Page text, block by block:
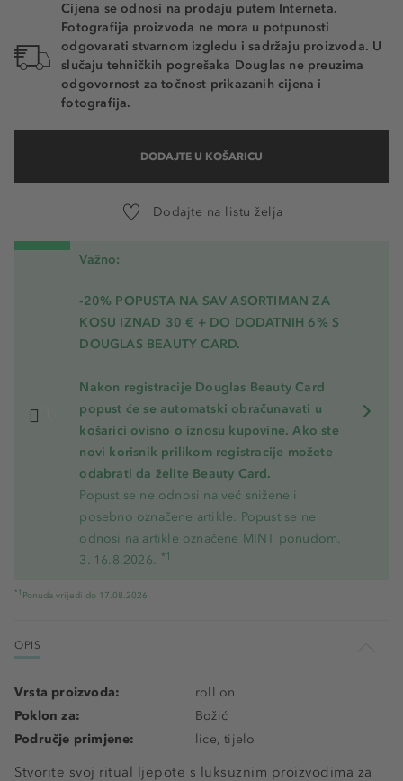
Cijena se odnosi na prodaju putem Interneta.
Fotografija proizvoda ne mora u potpunosti
odgovarati stvarnom izgledu i sadržaju proizvoda. U
slučaju tehničkih pogrešaka Douglas ne preuzima
odgovornost za točnost prikazanih cijena i
fotografija.
DODAJTE U KOŠARICU
Dodajte na listu želja
Važno:
-20% POPUSTA NA SAV ASORTIMAN ZA
KOSU IZNAD 30 € + DO DODATNIH 6% S
DOUGLAS BEAUTY CARD.
Nakon registracije Douglas Beauty Card
popust će se automatski obračunavati u
košarici ovisno o iznosu kupovine. Ako ste
novi korisnik prilikom registracije možete
odabrati da želite Beauty Card.
Popust se ne odnosi na već snižene i
posebno označene artikle. Popust se ne
odnosi na artikle označene MINT ponudom.
3.-16.8.2026. *1
*1 Ponuda vrijedi do 17.08.2026
OPIS
Stvorite svoj ritual ljepote s luksuznim proizvodima za
Vrsta proizvoda:
roll on
Poklon za:
Božić
Područje primjene:
lice, tijelo